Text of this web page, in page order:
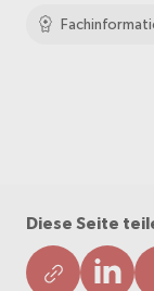
Diese Seite